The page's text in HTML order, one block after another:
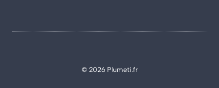
© 2026 Plumeti.fr